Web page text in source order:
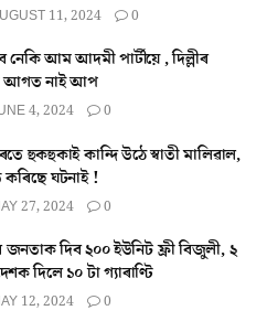
11, 2024 0
নেকি আম আদমী পাৰ্টীয়ে , দিল্লীৰ
নাই আপ
4, 2024 0
হুকহুকাই কান্দি উঠে স্বাতী মালিৱাল,
ঘটনাই !
27, 2024 0
জনতাক দিব ২০০ ইউনিট ফ্ৰী বিজুলী, ২
দিলে ১০ টা গ্যাৰাণ্টি
12, 2024 0